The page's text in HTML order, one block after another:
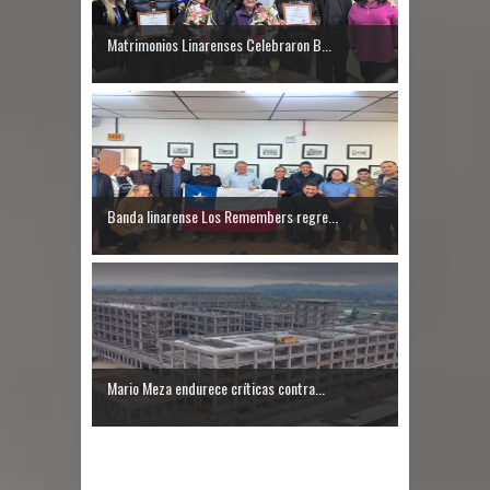
GORE Maule figura tercero a nivel
nacional en gasto por viajes y
traslados con $133 millones
Dos internos intentaron escapar por
un forado desde la cárcel de Talca
Temporal obliga a cerrar
anticipadamente la Fiesta del
Chancho en Talca tras caída de
Miles llegan a la Plaza de Armas de
Matrimonios Linarenses Celebraron B...
Banda linarense Los Remembers regre...
Mario Meza endurece críticas contra...